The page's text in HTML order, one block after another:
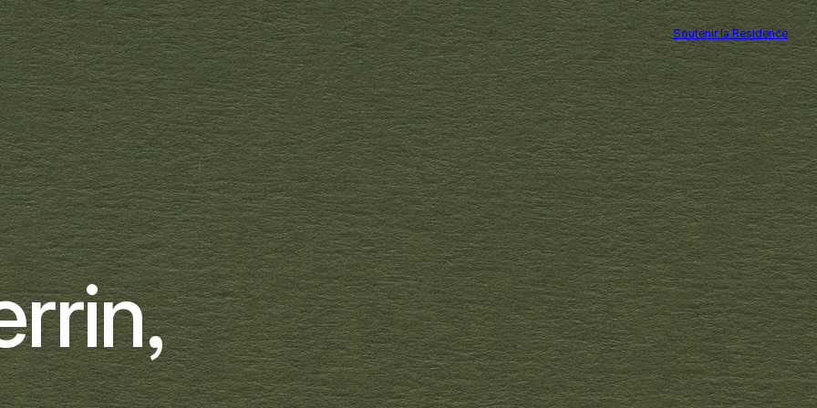
Soutenir la Residence